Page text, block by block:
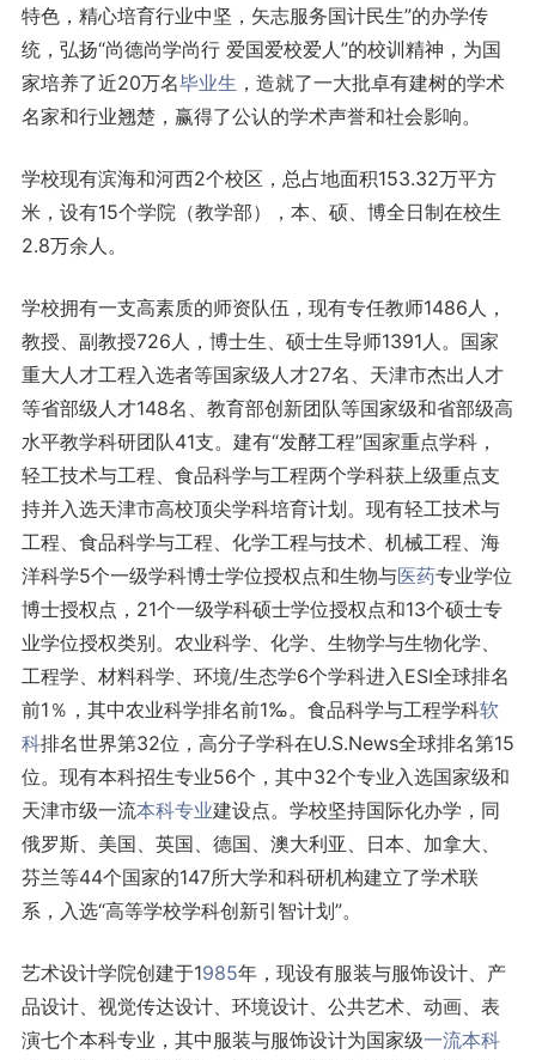
特色，精心培育行业中坚，矢志服务国计民生”的办学传
统，弘扬“尚德尚学尚行 爱国爱校爱人”的校训精神，为国
家培养了近20万名毕业生 ，造就了一大批卓有建树的学术
名家和行业翘楚，赢得了公认的学术声誉和社会影响。
学校现有滨海和河西2个校区，总占地面积153.32万平方
米，设有15个学院（教学部），本、硕、博全日制在校生
2.8万余人。
学校拥有一支高素质的师资队伍，现有专任教师1486人，
教授、副教授726人，博士生、硕士生导师1391人。国家
重大人才工程入选者等国家级人才27名、天津市杰出人才
等省部级人才148名、教育部创新团队等国家级和省部级高
水平教学科研团队41支。建有“发酵工程”国家重点学科，
轻工技术与工程、食品科学与工程两个学科获上级重点支
持并入选天津市高校顶尖学科培育计划。现有轻工技术与
工程、食品科学与工程、化学工程与技术、机械工程、海
洋科学5个一级学科博士学位授权点和生物与医药专业学位
博士授权点，21个一级学科硕士学位授权点和13个硕士专
业学位授权类别。农业科学、化学、生物学与生物化学、
工程学、材料科学、环境/生态学6个学科进入ESI全球排名
前1％，其中农业科学排名前1‰。食品科学与工程学科软
科排名世界第32位，高分子学科在U.S.News全球排名第15
位。现有本科招生专业56个，其中32个专业入选国家级和
天津市级一流本科专业建设点。学校坚持国际化办学，同
俄罗斯、美国、英国、德国、澳大利亚、日本、加拿大、
芬兰等44个国家的147所大学和科研机构建立了学术联
系，入选“高等学校学科创新引智计划”。
艺术设计学院创建于1985年，现设有服装与服饰设计、产
品设计、视觉传达设计、环境设计、公共艺术、动画、表
演七个本科专业，其中服装与服饰设计为国家级一流本科